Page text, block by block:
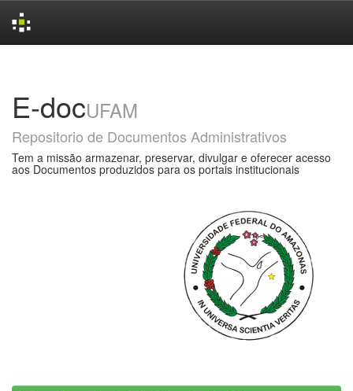
E-docUFAM
Repositorio de Documentos Administrativos
Tem a missão armazenar, preservar, divulgar e oferecer acesso
aos Documentos produzidos para os portais institucionais